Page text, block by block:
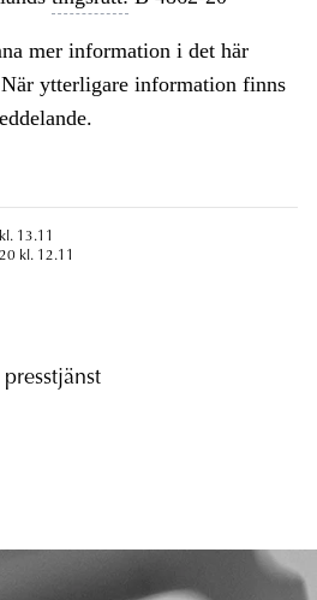
mer information i det här
ytterligare information finns
13.11
kl. 12.11